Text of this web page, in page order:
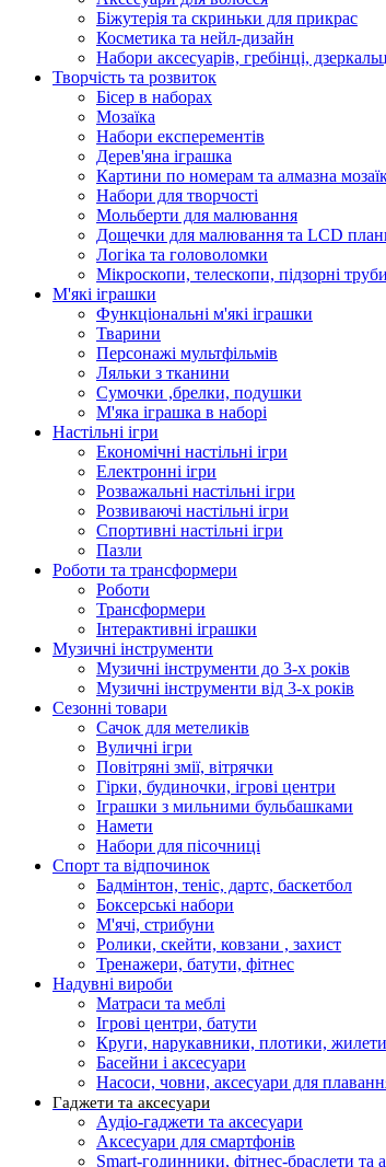
Біжутерія та скриньки для прикрас
Косметика та нейл-дизайн
Набори аксесуарів, гребінці,
Творчість та розвиток
Бісер в наборах
Мозаїка
Набори експерементів
Дерев'яна іграшка
Картини по номерам та алмазна
Набори для творчості
Мольберти для малювання
Дощечки для малювання та LCD
Логіка та головоломки
Мікроскопи, телескопи, підзорні труби
М'які іграшки
Функціональні м'які іграшки
Тварини
Персонажі мультфільмів
Ляльки з тканини
Сумочки ,брелки, подушки
М'яка іграшка в наборі
Настільні ігри
Економічні настільні ігри
Електронні ігри
Розважальні настільні ігри
Розвиваючі настільні ігри
Спортивні настільні ігри
Пазли
Роботи та трансформери
Роботи
Трансформери
Інтерактивні іграшки
Музичні інструменти
Музичні інструменти до 3-х років
Музичні інструменти від 3-х років
Сезонні товари
Сачок для метеликів
Вуличні ігри
Повітряні змії, вітрячки
Гірки, будиночки, ігрові центри
Іграшки з мильними бульбашками
Намети
Набори для пісочниці
Спорт та відпочинок
Бадмінтон, теніс, дартс, баскетбол
Боксерські набори
М'ячі, стрибуни
Ролики, скейти, ковзани , захист
Тренажери, батути, фітнес
Надувні вироби
Матраси та меблі
Ігрові центри, батути
Круги, нарукавники, плотики,
Басейни і аксесуари
Насоси, човни, аксесуари для
Гаджети та аксесуари
Аудіо-гаджети та аксесуари
Аксесуари для смартфонів
Smart-годинники, фітнес-браслети та